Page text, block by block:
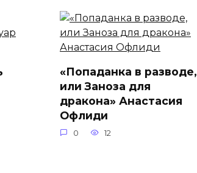
«Попаданка в разводе,
или Заноза для
дракона» Анастасия
Офлиди
0 12